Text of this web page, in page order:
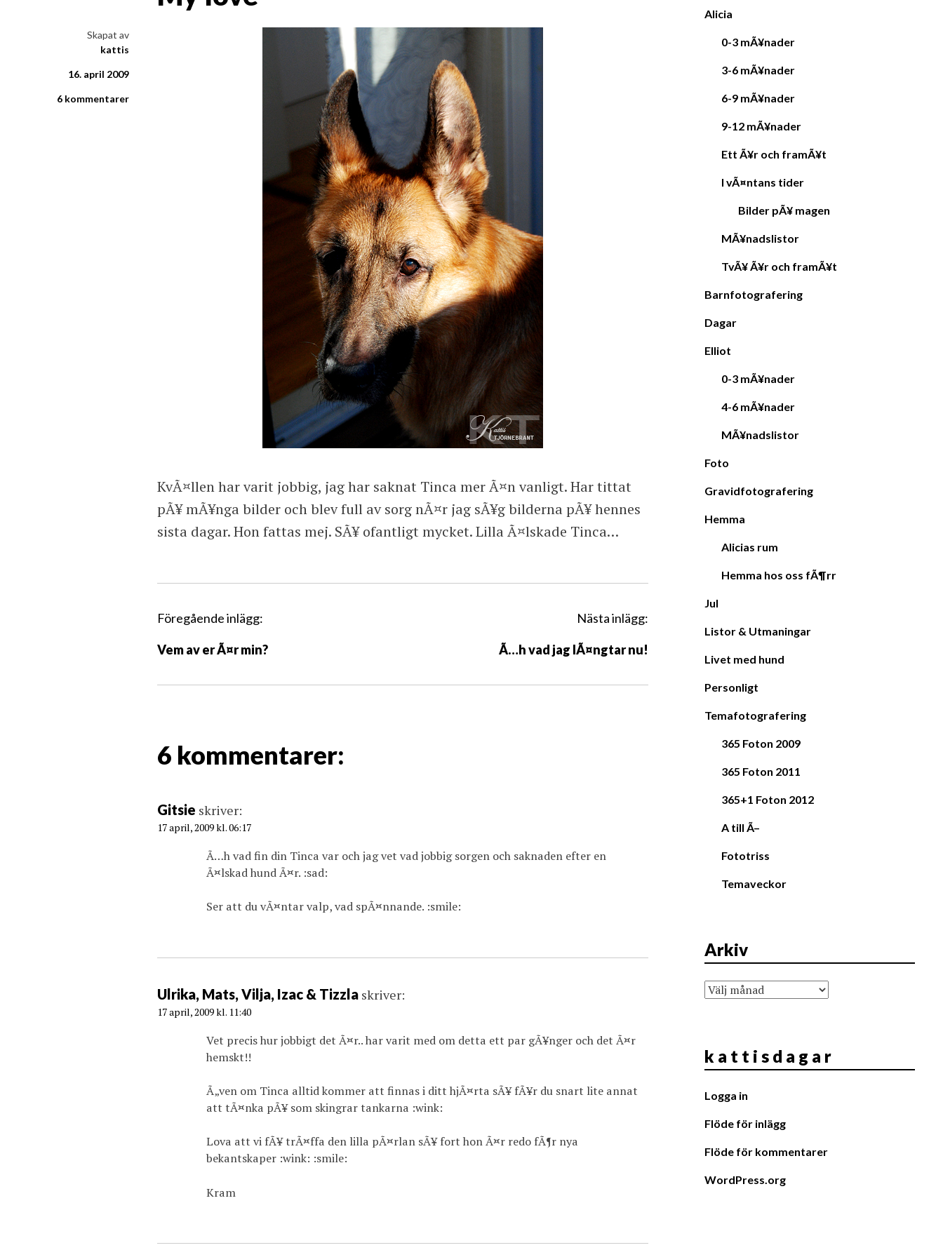
Skapat av
kattis
16. april 2009
6 kommentarer
KvÃ¤llen har varit jobbig, jag har saknat Tinca mer Ã¤n vanligt. Har tittat
pÃ¥ mÃ¥nga bilder och blev full av sorg nÃ¤r jag sÃ¥g bilderna pÃ¥ hennes
sista dagar. Hon fattas mej. SÃ¥ ofantligt mycket. Lilla Ã¤lskade Tinca…
I
l
n
a
i
g
Föregående inlägg:
Vem av er Ã¤r min?
Nästa inlägg:
Ã…h vad jag lÃ¤ngtar nu!
6 kommentarer:
Gitsie skriver:
17 april, 2009 kl. 06:17
Ã…h vad fin din Tinca var och jag vet vad jobbig sorgen och saknaden efter en
Ã¤lskad hund Ã¤r. :sad:
Ser att du vÃ¤ntar valp, vad spÃ¤nnande. :smile:
Ulrika, Mats, Vilja, Izac & Tizzla skriver:
17 april, 2009 kl. 11:40
Vet precis hur jobbigt det Ã¤r.. har varit med om detta ett par gÃ¥nger och det Ã¤r
hemskt!!
Ã„ven om Tinca alltid kommer att finnas i ditt hjÃ¤rta sÃ¥ fÃ¥r du snart lite annat
att tÃ¤nka pÃ¥ som skingrar tankarna :wink:
Lova att vi fÃ¥ trÃ¤ffa den lilla pÃ¤rlan sÃ¥ fort hon Ã¤r redo fÃ¶r nya
bekantskaper :wink: :smile:
Kram
Alicia
0-3 mÃ¥nader
3-6 mÃ¥nader
6-9 mÃ¥nader
9-12 mÃ¥nader
Ett Ã¥r och framÃ¥t
I vÃ¤ntans tider
Bilder pÃ¥ magen
MÃ¥nadslistor
TvÃ¥ Ã¥r och framÃ¥t
Barnfotografering
Dagar
Elliot
0-3 mÃ¥nader
4-6 mÃ¥nader
MÃ¥nadslistor
Foto
Gravidfotografering
Hemma
Alicias rum
Hemma hos oss fÃ¶rr
Jul
Listor & Utmaningar
Livet med hund
Personligt
Temafotografering
365 Foton 2009
365 Foton 2011
365+1 Foton 2012
A till Ã–
Fototriss
Temaveckor
Arkiv
Arkiv
k a t t i s d a g a r
Logga in
Flöde för inlägg
Flöde för kommentarer
WordPress.org